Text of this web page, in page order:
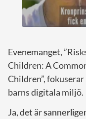
Evenemanget,
Children: A
Children”,
barns digitala miljö.
Ja, det är